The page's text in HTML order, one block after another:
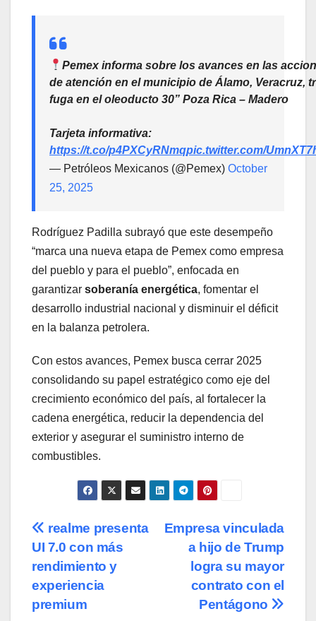
Pemex informa sobre los avances en las
de atención en el municipio de Álamo, Veracruz,
fuga en el oleoducto 30” Poza Rica – Madero
Tarjeta informativa:
https://t.co/p4PXCyRNmqpic.twitter.com/
— Petróleos Mexicanos (@Pemex) October
25, 2025
Rodríguez Padilla subrayó que este desempeño
“marca una nueva etapa de Pemex como empresa
del pueblo y para el pueblo”, enfocada en
garantizar soberanía energética, fomentar el
desarrollo industrial nacional y disminuir el déficit
en la balanza petrolera.
Con estos avances, Pemex busca cerrar 2025
consolidando su papel estratégico como eje del
crecimiento económico del país, al fortalecer la
cadena energética, reducir la dependencia del
exterior y asegurar el suministro interno de
combustibles.
Navegación
de
entradas
Empresa vinculada
a hijo de Trump
logra su mayor
contrato con el
Pentágono
realme presenta
UI 7.0 con más
rendimiento y
experiencia
premium